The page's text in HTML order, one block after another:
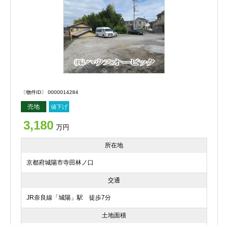
〔物件ID〕 0000014284
売地 値下げ
3,180 万円
所在地
京都府城陽市寺田林ノ口
交通
JR奈良線「城陽」駅 徒歩7分
土地面積